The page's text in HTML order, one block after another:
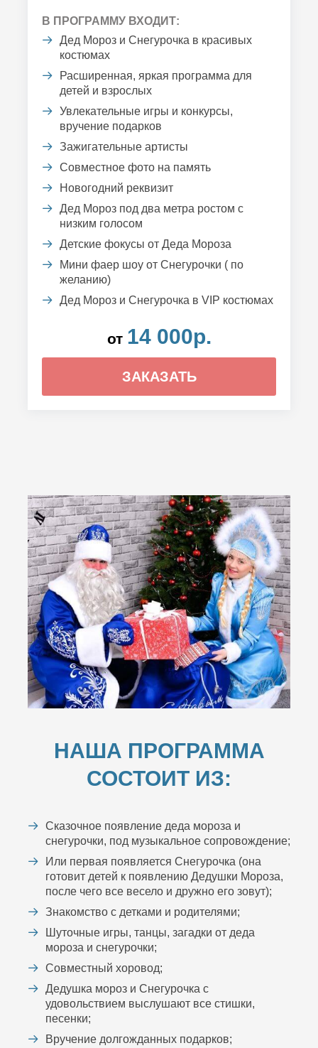
В ПРОГРАММУ ВХОДИТ:
Дед Мороз и Снегурочка в красивых
костюмах
Расширенная, яркая программа для
детей и взрослых
Увлекательные игры и конкурсы,
вручение подарков
Зажигательные артисты
Совместное фото на память
Новогодний реквизит
Дед Мороз под два метра ростом с
низким голосом
Детские фокусы от Деда Мороза
Мини фаер шоу от Снегурочки ( по
желанию)
Дед Мороз и Снегурочка в VIP костюмах
от 14 000р.
ЗАКАЗАТЬ
НАША ПРОГРАММА
СОСТОИТ ИЗ:
Сказочное появление деда мороза и
снегурочки, под музыкальное сопровождение;
Или первая появляется Снегурочка (она
готовит детей к появлению Дедушки Мороза,
после чего все весело и дружно его зовут);
Знакомство с детками и родителями;
Шуточные игры, танцы, загадки от деда
мороза и снегурочки;
Совместный хоровод;
Дедушка мороз и Снегурочка с
удовольствием выслушают все стишки,
песенки;
Вручение долгожданных подарков;